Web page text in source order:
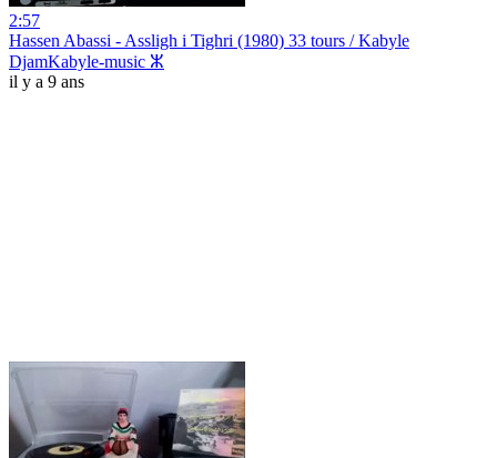
2:57
Hassen Abassi - Assligh i Tighri (1980) 33 tours / Kabyle
DjamKabyle-music ⵣ
il y a 9 ans